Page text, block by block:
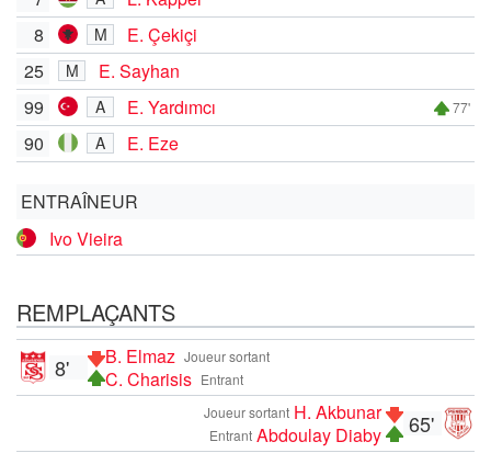
8
M
E. Çekiçi
25
M
E. Sayhan
99
A E. Yardımcı 77'
90 A E. Eze
ENTRAÎNEUR
Ivo Vieira
REMPLAÇANTS
Joueur sortant
B. Elmaz
Entrant
C. Charisis
8'
65'
Joueur sortant H. Akbunar
Entrant Abdoulay Diaby